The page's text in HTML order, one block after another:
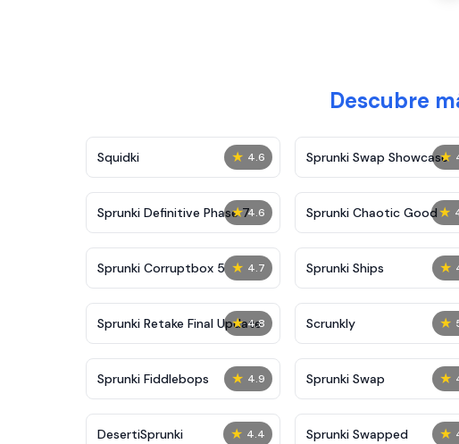
Descubre
★ 4.6
Squidki ★
Sprunki Swap Showcase
★ 4.6
Sprunki Definitive Phase 7 ★
Sprunki Chaotic Good
★ 4.7
Sprunki Corruptbox 5 ★
Sprunki Ships
★ 4.8
Sprunki Retake Final Update ★
Scrunkly
★ 4.9
Sprunki Fiddlebops ★
Sprunki Swap
★ 4.4
DesertiSprunki ★
Sprunki Swapped